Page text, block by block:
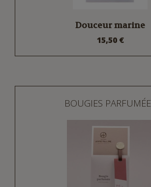
Douceur marine
15,50 €
BOUGIES